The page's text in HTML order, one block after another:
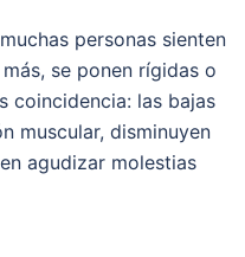
personas sienten
se ponen rígidas o
coincidencia: las bajas
muscular, disminuyen
agudizar molestias